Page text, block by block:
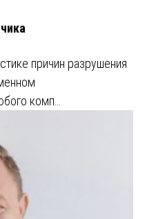
причин разрушения
комп…